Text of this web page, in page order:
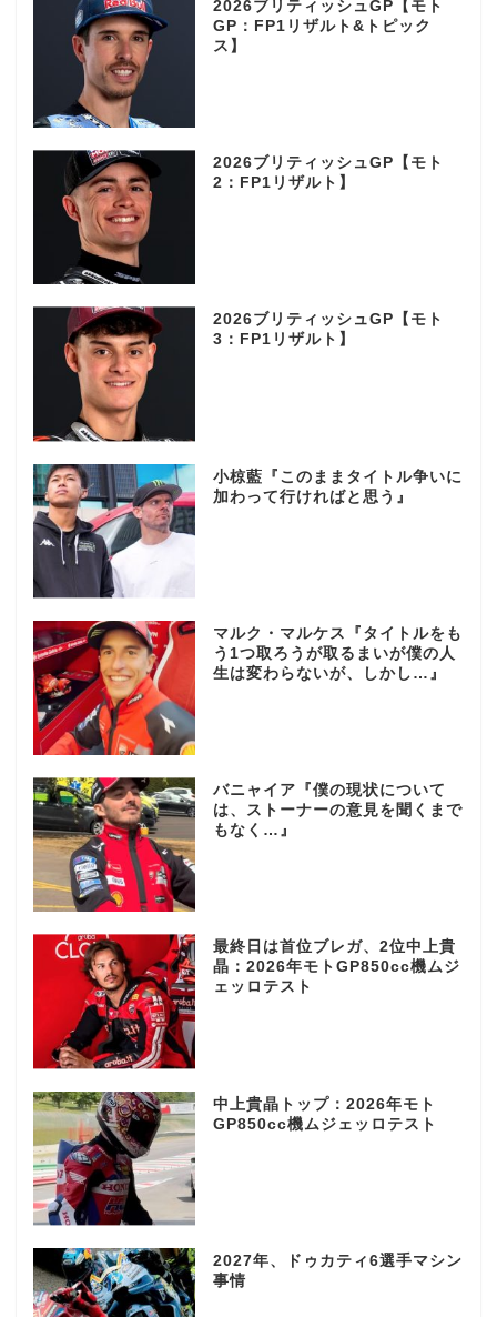
2026ブリティッシュGP【モト
GP：FP1リザルト&トピック
ス】
2026ブリティッシュGP【モト
2：FP1リザルト】
2026ブリティッシュGP【モト
3：FP1リザルト】
小椋藍『このままタイトル争いに
加わって行ければと思う』
マルク・マルケス『タイトルをも
う1つ取ろうが取るまいが僕の人
生は変わらないが、しかし…』
バニャイア『僕の現状について
は、ストーナーの意見を聞くまで
もなく…』
最終日は首位ブレガ、2位中上貴
晶：2026年モトGP850cc機ムジ
ェッロテスト
中上貴晶トップ：2026年モト
GP850cc機ムジェッロテスト
2027年、ドゥカティ6選手マシン
事情